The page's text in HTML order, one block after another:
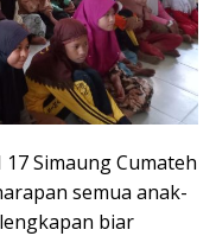
Simaung Cumateh
semua anak-
biar